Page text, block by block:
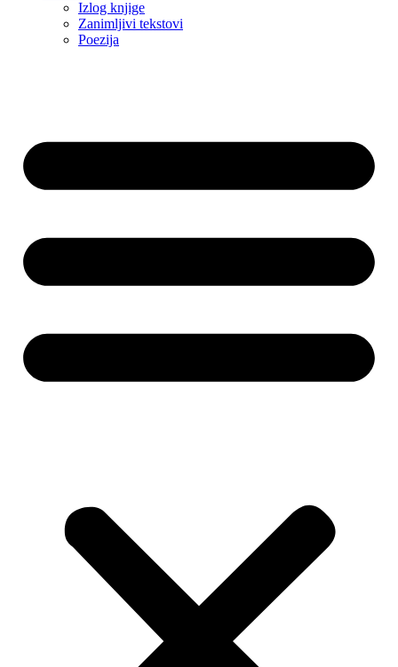
Izlog knjige
Zanimljivi tekstovi
Poezija